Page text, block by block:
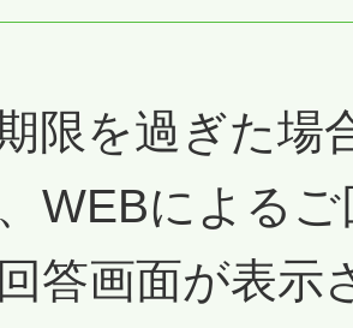
限を過ぎた場
WEBによる
答画面が表示